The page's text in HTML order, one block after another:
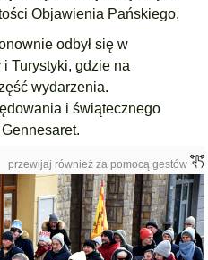
Objawienia Pańskiego.
odbył się w
Turystyki, gdzie na
wydarzenia.
i świątecznego
przewijaj również za pomocą gestów